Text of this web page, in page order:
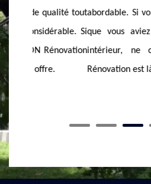
tout
Si
abordable. Si vous vous
que vous aviez un projet
intérieur, ne cherchez
Rénovation est là pour votre